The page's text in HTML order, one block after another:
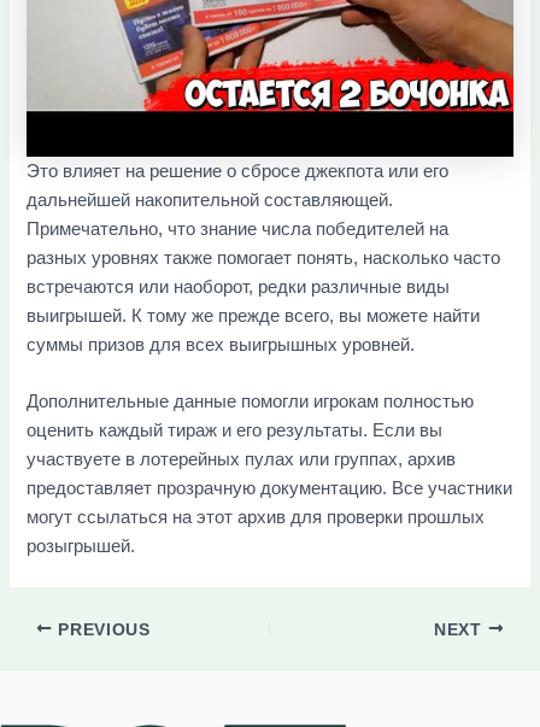
Это влияет на решение о сбросе джекпота или его
дальнейшей накопительной составляющей.
Примечательно, что знание числа победителей на
разных уровнях также помогает понять, насколько часто
встречаются или наоборот, редки различные виды
выигрышей. К тому же прежде всего, вы можете найти
суммы призов для всех выигрышных уровней.
Дополнительные данные помогли игрокам полностью
оценить каждый тираж и его результаты. Если вы
участвуете в лотерейных пулах или группах, архив
предоставляет прозрачную документацию. Все участники
могут ссылаться на этот архив для проверки прошлых
розыгрышей.
PREVIOUS NEXT